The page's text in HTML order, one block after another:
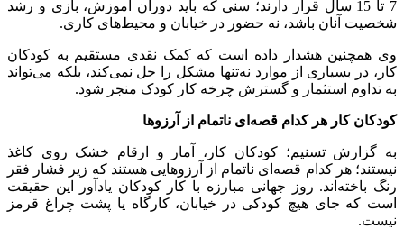
7 تا 15 سال قرار دارند؛ سنی که باید دوران آموزش، بازی و رشد
شخصیت آنان باشد، نه حضور در خیابان و محیط‌های کاری.
وی همچنین هشدار داده است که کمک نقدی مستقیم به کودکان
کار، در بسیاری از موارد نه‌تنها مشکل را حل نمی‌کند، بلکه می‌تواند
به تداوم استثمار و گسترش چرخه کار کودک منجر شود.
کودکان کار هر کدام قصه‌ای ناتمام از آرزوها
به گزارش تسنیم؛ کودکان کار، آمار و ارقام خشک روی کاغذ
نیستند؛ هر کدام قصه‌ای ناتمام از آرزوهایی هستند که زیر فشار فقر
رنگ باخته‌اند. روز جهانی مبارزه با کار کودکان یادآور این حقیقت
است که جای هیچ کودکی در خیابان، کارگاه یا پشت چراغ قرمز
نیست.